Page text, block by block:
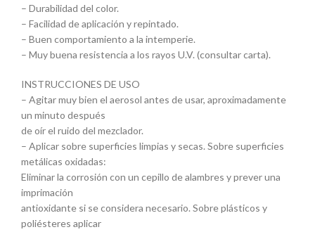
– Durabilidad del color.
– Facilidad de aplicación y repintado.
– Buen comportamiento a la intemperie.
– Muy buena resistencia a los rayos U.V. (consultar carta).
INSTRUCCIONES DE USO
– Agitar muy bien el aerosol antes de usar, aproximadamente
un minuto después
de oír el ruido del mezclador.
– Aplicar sobre superficies limpias y secas. Sobre superficies
metálicas oxidadas:
Eliminar la corrosión con un cepillo de alambres y prever una
imprimación
antioxidante si se considera necesario. Sobre plásticos y
poliésteres aplicar